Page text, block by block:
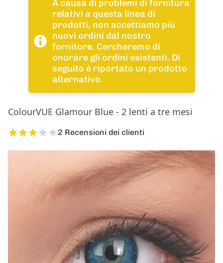
A causa di problemi di fornitura
relativi a questa linea di
prodotti, non accettiamo più
nuovi ordini dal nostro
fornitore. Cercheremo di
onorare gli ordini esistenti. Di
seguito è riportato un prodotto
alternativo.
ColourVUE Glamour Blue - 2 lenti a tre mesi
2 Recensioni dei clienti